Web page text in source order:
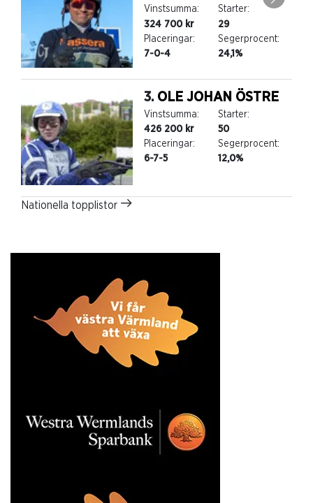
Vinstsumma:
324 700 kr
Starter:
29
Placeringar:
7-0-4
Segerprocent:
24,1%
3. OLE JOHAN ÖSTRE
Vinstsumma:
426 200 kr
Starter:
50
Placeringar:
6-7-5
Segerprocent:
12,0%
Nationella topplistor